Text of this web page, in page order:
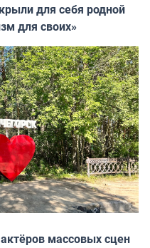
для себя родной
для своих»
массовых сцен